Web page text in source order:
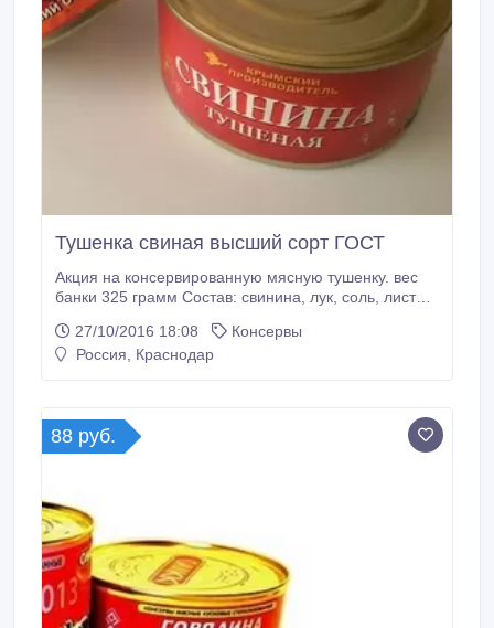
Тушенка свиная высший сорт ГОСТ
Акция на консервированную мясную тушенку. вес
банки 325 грамм Состав: свинина, лук, соль, лист
Хранить при температуре от 0˚С до 20˚С и
относительной влажности не более 75% Вид
27/10/2016 18:08
Консервы
Россия, Краснодар
88 руб.